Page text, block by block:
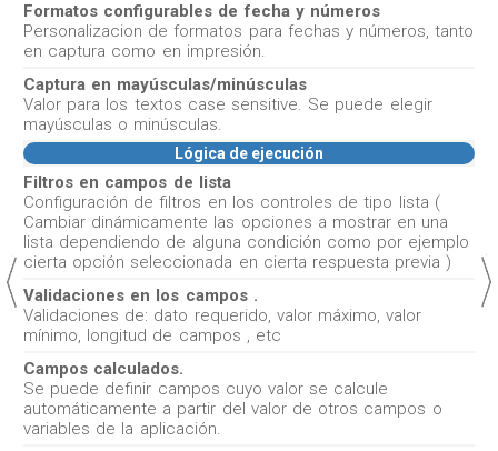
Formatos configurables de fecha y números
Personalizacion de formatos para fechas y números, tanto
en captura como en impresión.
Captura en mayúsculas/minúsculas
Valor para los textos case sensitive. Se puede elegir
mayúsculas o minúsculas.
Lógica de ejecución
Filtros en campos de lista
Configuración de filtros en los controles de tipo lista (
Cambiar dinámicamente las opciones a mostrar en una
lista dependiendo de alguna condición como por ejemplo
cierta opción seleccionada en cierta respuesta previa )
Validaciones en los campos .
Validaciones de: dato requerido, valor máximo, valor
mínimo, longitud de campos , etc
Campos calculados.
Se puede definir campos cuyo valor se calcule
automáticamente a partir del valor de otros campos o
variables de la aplicación.